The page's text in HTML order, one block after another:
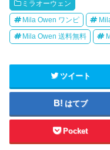
ミラオーウェン
Mila Owen ワンピ
Mila Owen 送料無料
ツイート
はてブ
Pocket